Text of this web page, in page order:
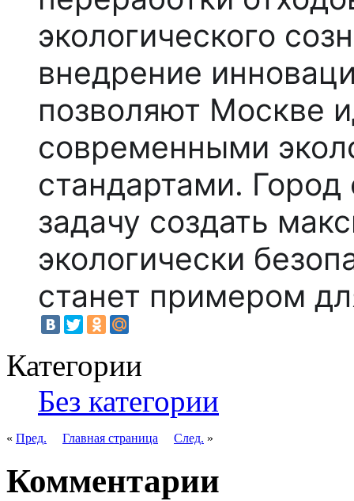
экологического
внедрение
позволяют Москве
современными
стандартами.
задачу создать
экологически
станет примером
Категории
Без категории
« Пред. Главная страница След. »
Комментарии